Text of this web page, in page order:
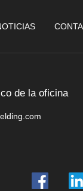
de la oficina